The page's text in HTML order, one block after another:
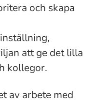
och skapa
att ge det lilla
kollegor.
av arbete med